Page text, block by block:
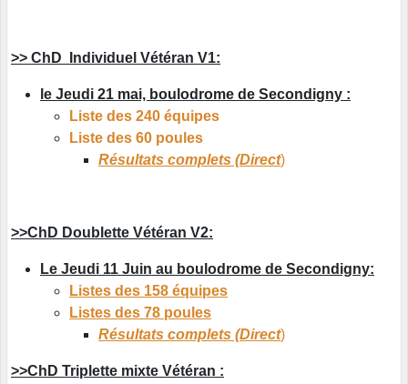
>> ChD Individuel Vétéran V1:
le Jeudi 21 mai, boulodrome de Secondigny :
Liste des 240 équipes
Liste des 60 poules
Résultats complets (Direct)
>>ChD Doublette Vétéran V2:
Le Jeudi 11 Juin au boulodrome de Secondigny:
Listes des 158 équipes
Listes des 78 poules
Résultats complets (Direct)
>>ChD Triplette mixte Vétéran :